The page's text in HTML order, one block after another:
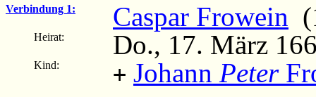
Verbindung 1: Caspar Frowein
Heirat: Do., 17. März
Kind: + Johann Peter